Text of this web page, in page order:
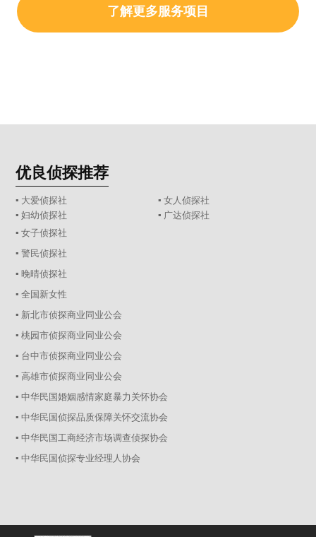
了解更多服务项目
优良侦探推荐
▪ 大爱侦探社
▪ 女人侦探社
▪ 妇幼侦探社
▪ 广达侦探社
▪ 女子侦探社
▪ 警民侦探社
▪ 晚晴侦探社
▪ 全国新女性
▪ 新北市侦探商业同业公会
▪ 桃园市侦探商业同业公会
▪ 台中市侦探商业同业公会
▪ 高雄市侦探商业同业公会
▪ 中华民国婚姻感情家庭暴力关怀协会
▪ 中华民国侦探品质保障关怀交流协会
▪ 中华民国工商经济市场调查侦探协会
▪ 中华民国侦探专业经理人协会